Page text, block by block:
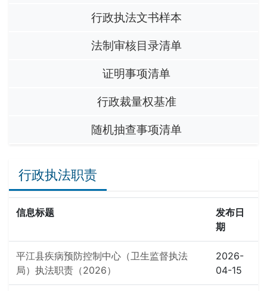
行政执法文书样本
法制审核目录清单
证明事项清单
行政裁量权基准
随机抽查事项清单
行政执法职责
信息标题
发布日
期
平江县疾病预防控制中心（卫生监督执法
局）执法职责（2026）
2026-
04-15